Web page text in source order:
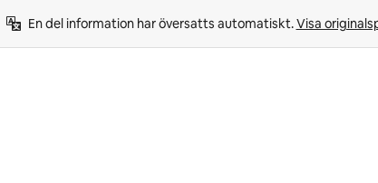
En del information har översatts automatiskt. Visa